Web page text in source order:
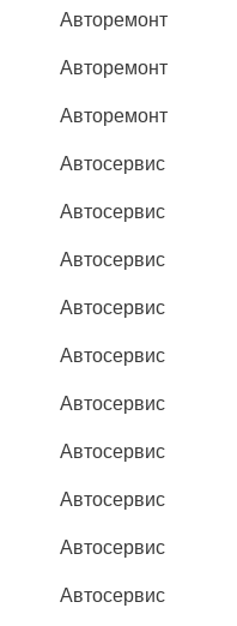
Авторемонт
Авторемонт
Авторемонт
Автосервис
Автосервис
Автосервис
Автосервис
Автосервис
Автосервис
Автосервис
Автосервис
Автосервис
Автосервис